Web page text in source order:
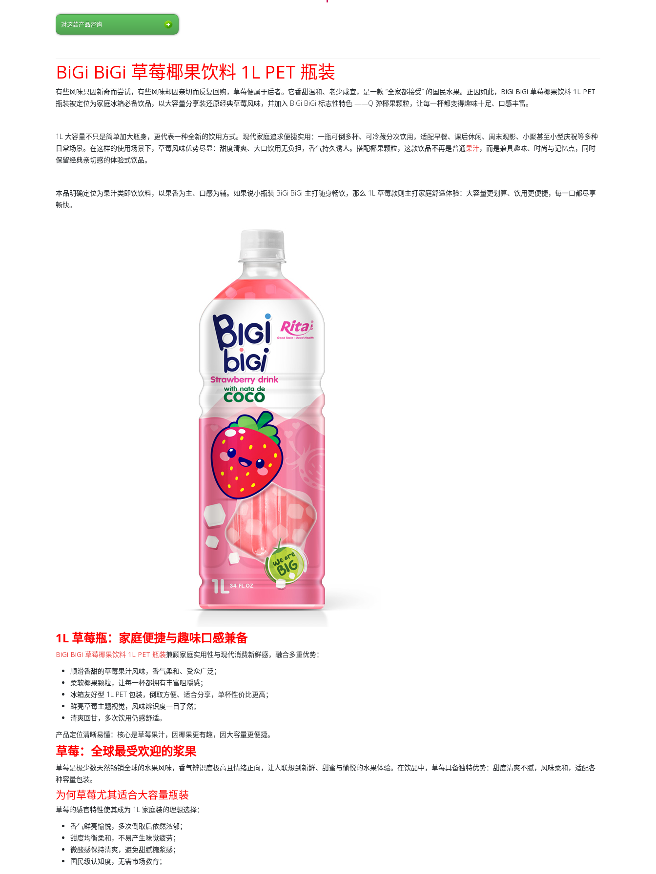
对这款产品咨询
BiGi BiGi 草莓椰果饮料 1L PET 瓶装
有些风味只因新奇而尝试，有些风味却因亲切而反复回购，草莓便属于后者。它香甜温和、老少咸宜，是一款 “全家都接受” 的国民水果。正因如此， BiGi BiGi 草莓椰果饮料 1L PET
瓶装被定位为家庭冰箱必备饮品，以大容量分享装还原经典草莓风味，并加入 BiGi BiGi 标志性特色 ——Q 弹椰果颗粒，让每一杯都变得趣味十足、口感丰富。
1L 大容量不只是简单加大瓶身，更代表一种全新的饮用方式。现代家庭追求便捷实用：一瓶可倒多杯、可冷藏分次饮用，适配早餐、课后休闲、周末观影、小聚甚至小型庆祝等多种
日常场景。在这样的使用场景下，草莓风味优势尽显：甜度清爽、大口饮用无负担，香气持久诱人。搭配椰果颗粒，这款饮品不再是普通果汁，而是兼具趣味、时尚与记忆点，同时
保留经典亲切感的体验式饮品。
本品明确定位为果汁类即饮饮料，以果香为主、口感为辅。如果说小瓶装 BiGi BiGi 主打随身畅饮，那么 1L 草莓款则主打家庭舒适体验：大容量更划算、饮用更便捷，每一口都尽享
畅快。
1L 草莓瓶：家庭便捷与趣味口感兼备
BiGi BiGi 草莓椰果饮料 1L PET 瓶装兼顾家庭实用性与现代消费新鲜感，融合多重优势：
顺滑香甜的草莓果汁风味，香气柔和、受众广泛；
柔软椰果颗粒，让每一杯都拥有丰富咀嚼感；
冰箱友好型 1L PET 包装，倒取方便、适合分享，单杯性价比更高；
鲜亮草莓主题视觉，风味辨识度一目了然；
清爽回甘，多次饮用仍感舒适。
产品定位清晰易懂：核心是草莓果汁，因椰果更有趣，因大容量更便捷。
草莓：全球最受欢迎的浆果
草莓是极少数天然畅销全球的水果风味，香气辨识度极高且情绪正向，让人联想到新鲜、甜蜜与愉悦的水果体验。在饮品中，草莓具备独特优势：甜度清爽不腻，风味柔和，适配各
种容量包装。
为何草莓尤其适合大容量瓶装
草莓的感官特性使其成为 1L 家庭装的理想选择：
香气鲜亮愉悦，多次倒取后依然浓郁；
甜度均衡柔和，不易产生味觉疲劳；
微酸感保持清爽，避免甜腻糖浆感；
国民级认知度，无需市场教育；